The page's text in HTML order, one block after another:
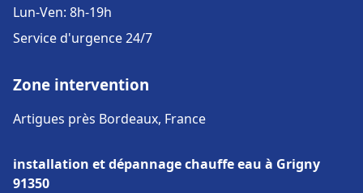
Lun-Ven: 8h-19h
Service d'urgence 24/7
Zone intervention
Artigues près Bordeaux, France
installation et dépannage chauffe eau à Grigny
91350